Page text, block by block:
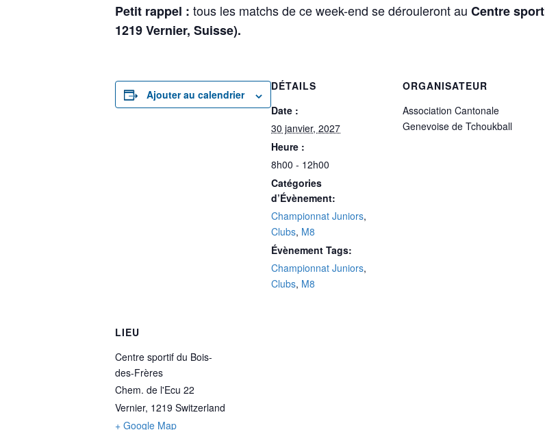
Petit rappel : tous les matchs de ce week-end se dérouleront au Centre
1219 Vernier, Suisse).
Ajouter au calendrier
DÉTAILS
Date :
30 janvier, 2027
Heure :
8h00 - 12h00
Catégories
d’Évènement:
Championnat Juniors,
Clubs, M8
Évènement Tags:
Championnat Juniors,
Clubs, M8
ORGANISATEUR
Association Cantonale
Genevoise de Tchoukball
LIEU
Centre sportif du Bois-
des-Frères
Chem. de l'Ecu 22
Vernier, 1219 Switzerland
+ Google Map